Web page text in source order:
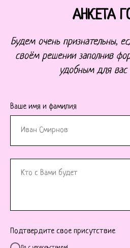
АНКЕТА
Будем очень признательны,
своём решении заполнив
удобным для вас
Ваше имя и фамилия
Подтвердите свое присутствие